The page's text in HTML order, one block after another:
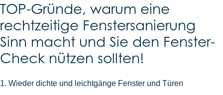
TOP-Gründe, warum eine
rechtzeitige Fenstersanierung
Sinn macht und Sie den Fenster-
Check nützen sollten!
1. Wieder dichte und leichtgänge Fenster und Türen